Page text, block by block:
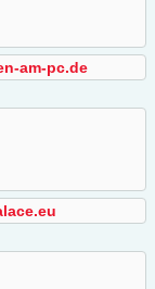
am-pc.de